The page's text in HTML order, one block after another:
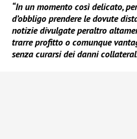
“In un momento così delicato,
d’obbligo prendere le dovute
notizie divulgate peraltro
trarre profitto o comunque
senza curarsi dei danni